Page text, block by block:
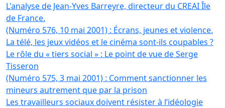
L'analyse de Jean-Yves Barreyre, directeur du CREAI Île
de France.
(Numéro 576, 10 mai 2001) : Écrans, jeunes et violence.
La télé, les jeux vidéos et le cinéma sont-ils coupables ?
Le rôle du « tiers social » : Le point de vue de Serge
Tisseron
(Numéro 575, 3 mai 2001) : Comment sanctionner les
mineurs autrement que par la prison
Les travailleurs sociaux doivent résister à l’idéologie